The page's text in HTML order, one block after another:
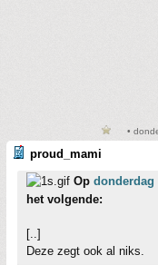
•
proud_mami
Op donderdag
het volgende:
[..]
Deze zegt ook al niks.